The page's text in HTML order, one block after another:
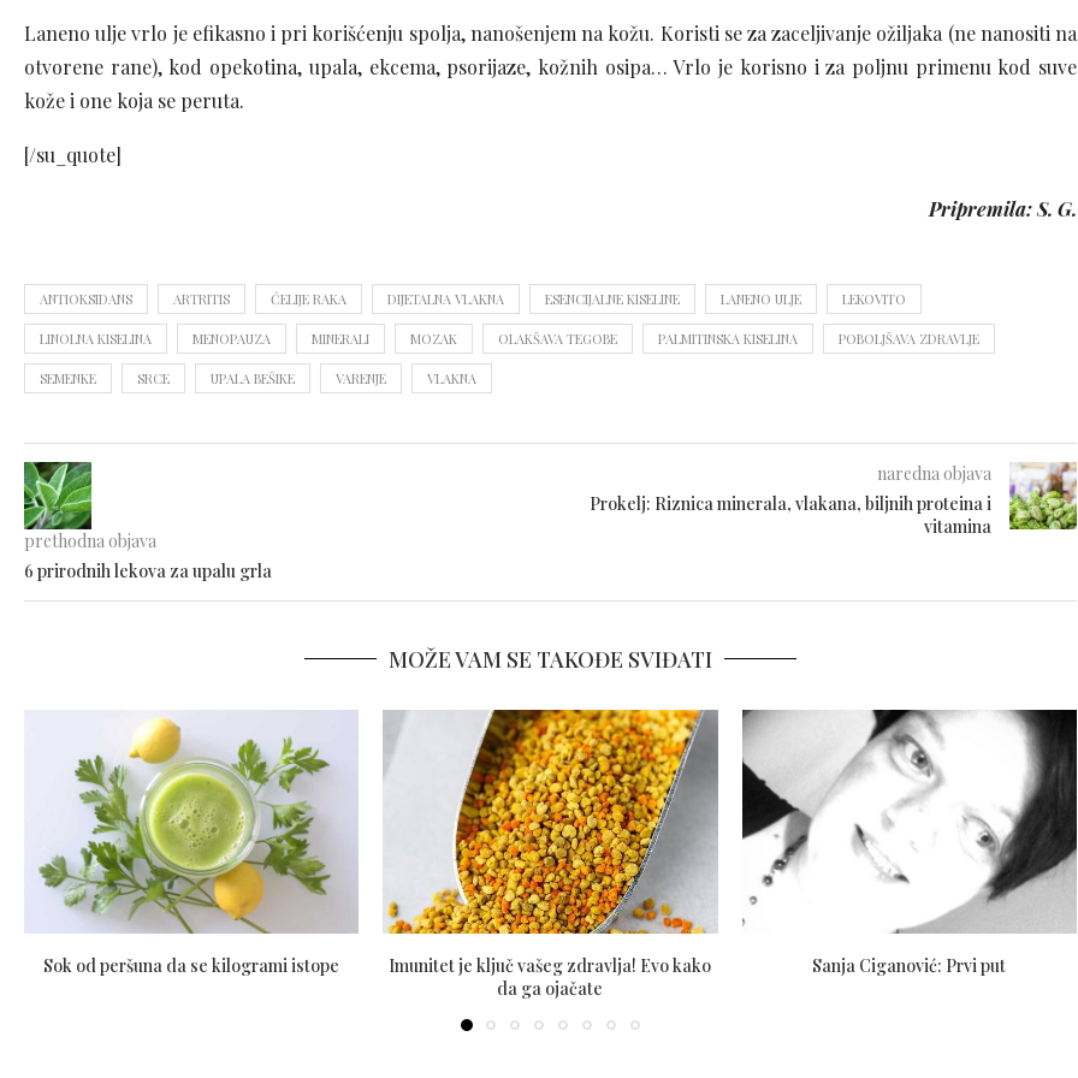
Laneno ulje vrlo je efikasno i pri korišćenju spolja, nanošenjem na kožu. Koristi se za zaceljivanje ožiljaka (ne nanositi na
otvorene rane), kod opekotina, upala, ekcema, psorijaze, kožnih osipa… Vrlo je korisno i za poljnu primenu kod suve
kože i one koja se peruta.
[/su_quote]
Pripremila: S. G.
ANTIOKSIDANS ARTRITIS ĆELIJE RAKA DIJETALNA VLAKNA ESENCIJALNE KISELINE LANENO ULJE LEKOVITO
LINOLNA KISELINA MENOPAUZA MINERALI MOZAK OLAKŠAVA TEGOBE PALMITINSKA KISELINA POBOLJŠAVA ZDRAVLJE
SEMENKE SRCE UPALA BEŠIKE VARENJE VLAKNA
prethodna objava
6 prirodnih lekova za upalu grla
naredna objava
Prokelj: Riznica minerala, vlakana, biljnih proteina i
vitamina
MOŽE VAM SE TAKOĐE SVIĐATI
Sok od peršuna da se kilogrami istope
Imunitet je ključ vašeg zdravlja! Evo kako
da ga ojačate
Sanja Ciganović: Prvi put